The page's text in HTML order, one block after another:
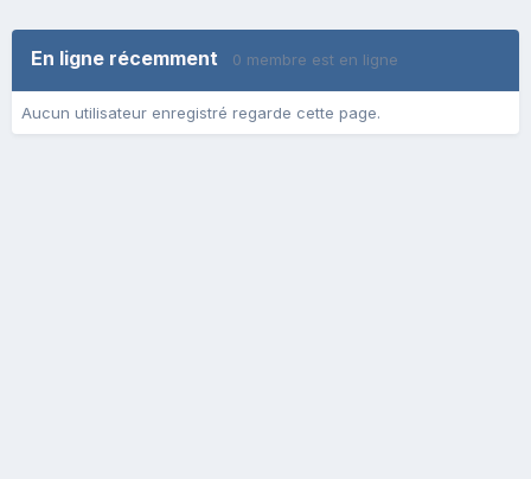
En ligne récemment 0 membre est en ligne
Aucun utilisateur enregistré regarde cette page.